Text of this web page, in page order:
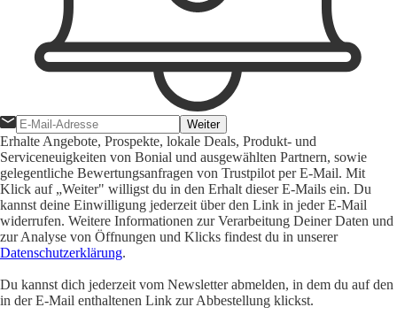
Weiter
Erhalte Angebote, Prospekte, lokale Deals, Produkt- und
Serviceneuigkeiten von Bonial und ausgewählten Partnern, sowie
gelegentliche Bewertungsanfragen von Trustpilot per E-Mail. Mit
Klick auf „Weiter" willigst du in den Erhalt dieser E-Mails ein. Du
kannst deine Einwilligung jederzeit über den Link in jeder E-Mail
widerrufen. Weitere Informationen zur Verarbeitung Deiner Daten und
zur Analyse von Öffnungen und Klicks findest du in unserer
Datenschutzerklärung.
Du kannst dich jederzeit vom Newsletter abmelden, in dem du auf den
in der E-Mail enthaltenen Link zur Abbestellung klickst.